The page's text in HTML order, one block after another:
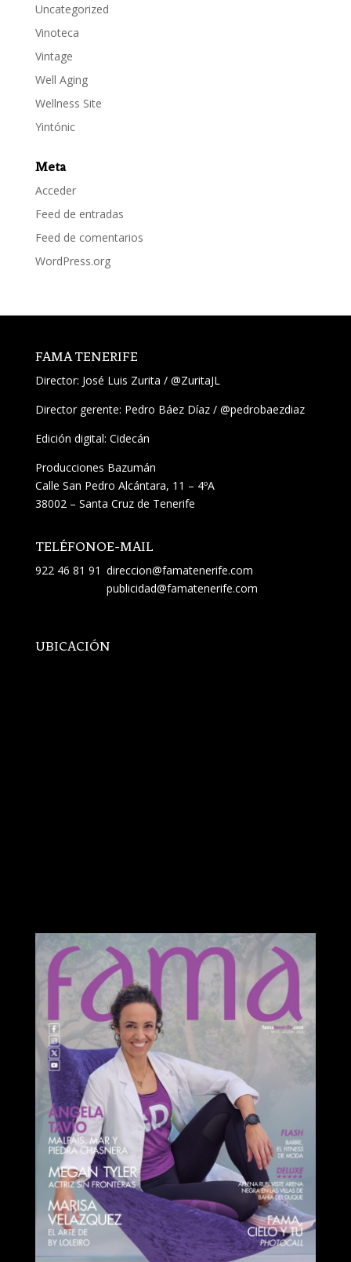
Uncategorized
Vinoteca
Vintage
Well Aging
Wellness Site
Yintónic
Meta
Acceder
Feed de entradas
Feed de comentarios
WordPress.org
FAMA TENERIFE
Director: José Luis Zurita / @ZuritaJL
Director gerente: Pedro Báez Díaz / @pedrobaezdiaz
Edición digital: Cidecán
Producciones Bazumán
Calle San Pedro Alcántara, 11 – 4ºA
38002 – Santa Cruz de Tenerife
TELÉFONO
922 46 81 91
E-MAIL
direccion@famatenerife.com
publicidad@famatenerife.com
UBICACIÓN